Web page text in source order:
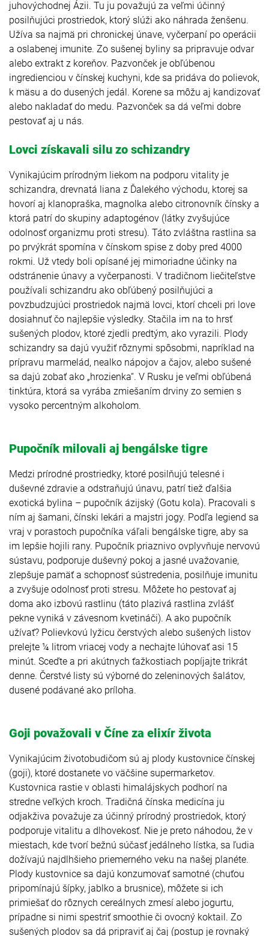
juhovýchodnej Ázii. Tu ju považujú za veľmi účinný
posilňujúci prostriedok, ktorý slúži ako náhrada ženšenu.
Užíva sa najmä pri chronickej únave, vyčerpaní po operácii
a oslabenej imunite. Zo sušenej byliny sa pripravuje odvar
alebo extrakt z koreňov. Pazvonček je obľúbenou
ingredienciou v čínskej kuchyni, kde sa pridáva do polievok,
k mäsu a do dusených jedál. Korene sa môžu aj kandizovať
alebo nakladať do medu. Pazvonček sa dá veľmi dobre
pestovať aj u nás.
Lovci získavali silu zo schizandry
Vynikajúcim prírodným liekom na podporu vitality je
schizandra, drevnatá liana z Ďalekého východu, ktorej sa
hovorí aj klanopraška, magnolka alebo citronovník čínsky a
ktorá patrí do skupiny adaptogénov (látky zvyšujúce
odolnosť organizmu proti stresu). Táto zvláštna rastlina sa
po prvýkrát spomína v čínskom spise z doby pred 4000
rokmi. Už vtedy boli opísané jej mimoriadne účinky na
odstránenie únavy a vyčerpanosti. V tradičnom liečiteľstve
používali schizandru ako obľúbený posilňujúci a
povzbudzujúci prostriedok najmä lovci, ktorí chceli pri love
dosiahnuť čo najlepšie výsledky. Stačila im na to hrsť
sušených plodov, ktoré zjedli predtým, ako vyrazili. Plody
schizandry sa dajú využiť rôznymi spôsobmi, napríklad na
prípravu marmelád, nealko nápojov a čajov, alebo sušené
sa dajú zobať ako „hrozienka“. V Rusku je veľmi obľúbená
tinktúra, ktorá sa vyrába zmiešaním drviny zo semien s
vysoko percentným alkoholom.
Pupočník milovali aj bengálske tigre
Medzi prírodné prostriedky, ktoré posilňujú telesné i
duševné zdravie a odstraňujú únavu, patrí tiež ďalšia
exotická bylina – pupočník ázijský (Gotu kola). Pracovali s
ním aj šamani, čínski lekári a majstri jogy. Podľa legiend sa
vraj v porastoch pupočníka váľali bengálske tigre, aby sa
im lepšie hojili rany. Pupočník priaznivo ovplyvňuje nervovú
sústavu, podporuje duševný pokoj a jasné uvažovanie,
zlepšuje pamäť a schopnosť sústredenia, posilňuje imunitu
a zvyšuje odolnosť proti stresu. Môžete ho pestovať aj
doma ako izbovú rastlinu (táto plazivá rastlina zvlášť
pekne vyniká v závesnom kvetináči). A ako pupočník
užívať? Polievkovú lyžicu čerstvých alebo sušených listov
prelejte ¼ litrom vriacej vody a nechajte lúhovať asi 15
minút. Sceďte a pri akútnych ťažkostiach popíjajte trikrát
denne. Čerstvé listy sú výborné do zeleninových šalátov,
dusené podávané ako príloha.
Goji považovali v Číne za elixír života
Vynikajúcim životobudičom sú aj plody kustovnice čínskej
(goji), ktoré dostanete vo väčšine supermarketov.
Kustovnica rastie v oblasti himalájskych podhorí na
stredne veľkých kroch. Tradičná čínska medicína ju
odjakživa považuje za účinný prírodný prostriedok, ktorý
podporuje vitalitu a dlhovekosť. Nie je preto náhodou, že v
miestach, kde tvorí bežnú súčasť jedálneho lístka, sa ľudia
dožívajú najdlhšieho priemerného veku na našej planéte.
Plody kustovnice sa dajú konzumovať samotné (chuťou
pripomínajú šípky, jablko a brusnice), môžete si ich
primiešať do rôznych cereálnych zmesí alebo jogurtu,
prípadne si nimi spestriť smoothie či ovocný koktail. Zo
sušených plodov sa dá pripraviť aj čaj (postup je rovnaký